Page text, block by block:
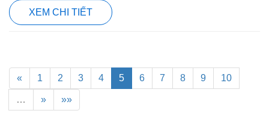
XEM CHI TIẾT
« 1 2 3 4 5 6 7 8 9 10
… » »»